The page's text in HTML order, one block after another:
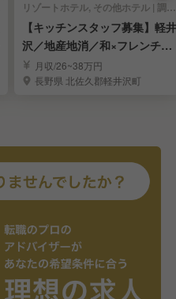
リゾートホテル, その他ホテル | 調理部門 | キッチンスタッフ
【キッチンスタッフ募集】軽井
沢／地産地消／和×フレンチ／
アイディア活かせる
月収/26~38万円
長野県 北佐久郡軽井沢町